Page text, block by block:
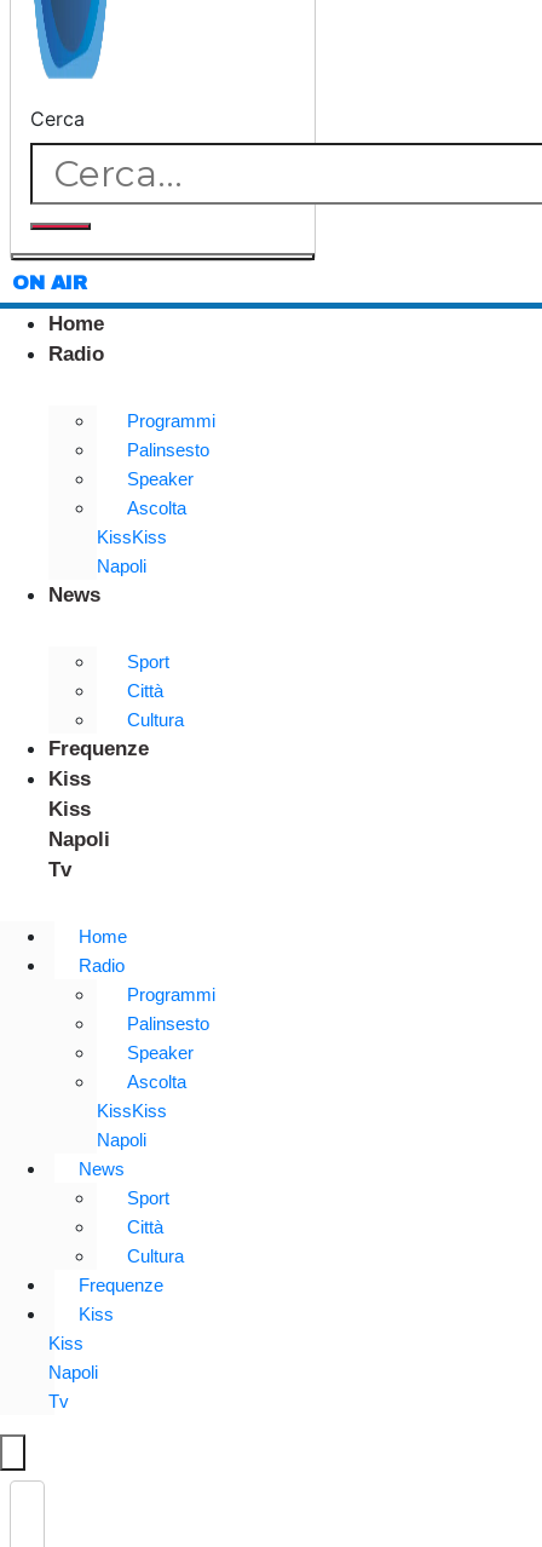
Cerca
ON AIR
Home
Radio
Programmi
Palinsesto
Speaker
Ascolta
KissKiss
Napoli
News
Sport
Città
Cultura
Frequenze
Kiss
Kiss
Napoli
Tv
Home
Radio
Programmi
Palinsesto
Speaker
Ascolta
KissKiss
Napoli
News
Sport
Città
Cultura
Frequenze
Kiss
Kiss
Napoli
Tv